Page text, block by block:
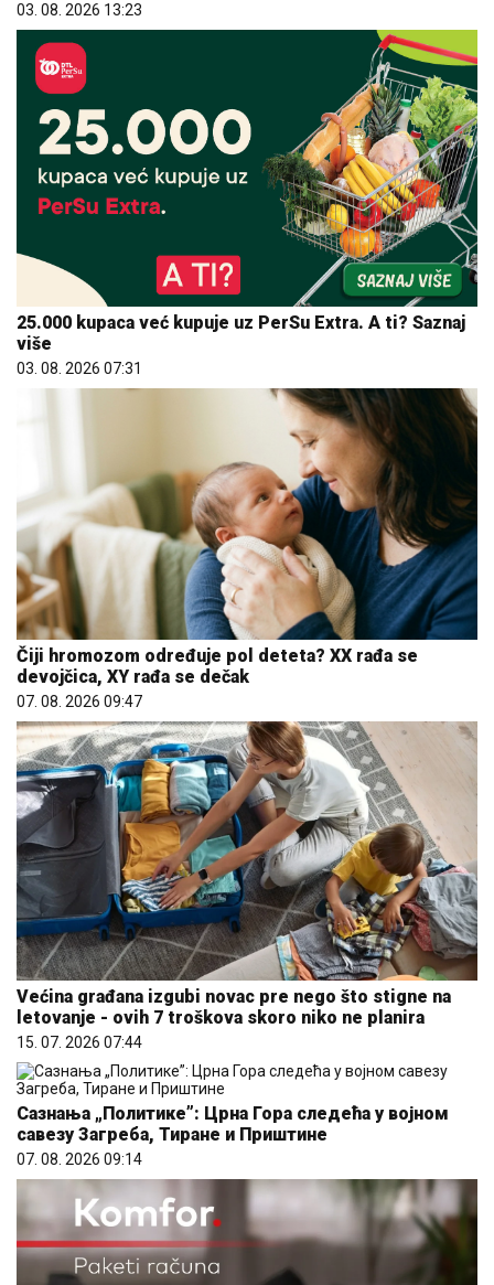
03. 08. 2026 13:23
25.000 kupaca već kupuje uz PerSu Extra. A ti? Saznaj
više
03. 08. 2026 07:31
Čiji hromozom određuje pol deteta? XX rađa se
devojčica, XY rađa se dečak
07. 08. 2026 09:47
Većina građana izgubi novac pre nego što stigne na
letovanje - ovih 7 troškova skoro niko ne planira
15. 07. 2026 07:44
Сазнања „Политике”: Црна Гора следећа у војном
савезу Загреба, Тиране и Приштине
07. 08. 2026 09:14